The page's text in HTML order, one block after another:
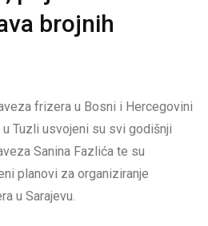
brojnih
frizera u Bosni i Hercegovini
Tuzli usvojeni su svi godišnji
Sanina Fazlića te su
planovi za organiziranje
u Sarajevu.